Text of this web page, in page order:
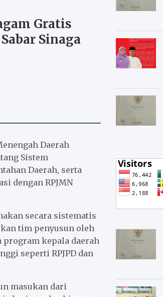
Gratis
Sinaga
Daerah
Sistem
Daerah, serta
dengan RPJMN
secara sistematis
tim penyusun oleh
kepala daerah
seperti RPJPD dan
masukan dari